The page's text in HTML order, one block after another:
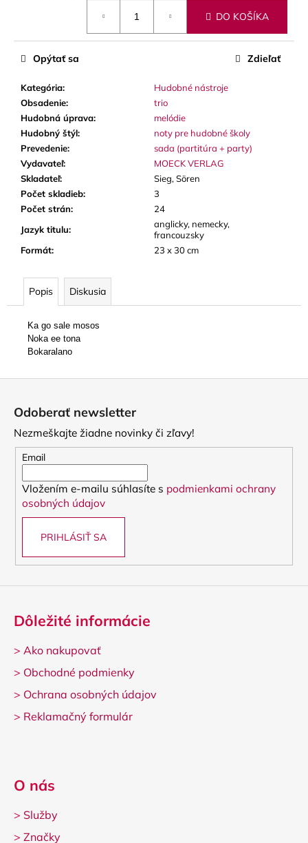
DO KOŠÍKA
Kategória:
Hudobné nástroje
Obsadenie:
trio
Hudobná úprava:
melódie
Hudobný štýl:
noty pre hudobné školy
Prevedenie:
sada (partitúra + party)
Vydavateľ:
MOECK VERLAG
Skladateľ:
Sieg, Sören
Počet skladieb:
3
Počet strán:
24
Jazyk titulu:
anglicky, nemecky,
francouzsky
Formát: 23 x 30 cm
Opýtať sa Zdieľať
Popis Diskusia
Ka go sale mosos
Noka ee tona
Bokaralano
PUZDRO
NA
DIRIGENTSKÚ
16
Odoberať newsletter
Nezmeškajte žiadne novinky či zľavy!
Email
Vložením e-mailu súhlasíte s podmienkami ochrany
osobných údajov
PRIHLÁSIŤ SA
Dôležité informácie
> Ako nakupovať
> Obchodné podmienky
> Ochrana osobných údajov
> Reklamačný formulár
O nás
> Služby
> Značky